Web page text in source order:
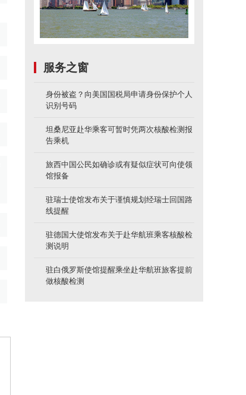
服务之窗
身份被盗？向美国国税局申请身份保护个人
识别号码
坦桑尼亚赴华乘客可暂时凭两次核酸检测报
告乘机
旅西中国公民如确诊或有疑似症状可向使领
馆报备
驻瑞士使馆发布关于谨慎规划经瑞士回国路
线提醒
驻德国大使馆发布关于赴华航班乘客核酸检
测说明
驻白俄罗斯使馆提醒乘坐赴华航班旅客提前
做核酸检测